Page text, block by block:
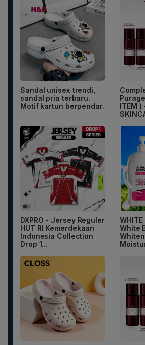
Sandal unisex trendi,
sandal pria terbaru.
Motif kartun berpendar.
ITEM )
DXPRO - Jersey Reguler
HUT RI Kemerdekaan
Indonesia Collection
Drop 1...
White